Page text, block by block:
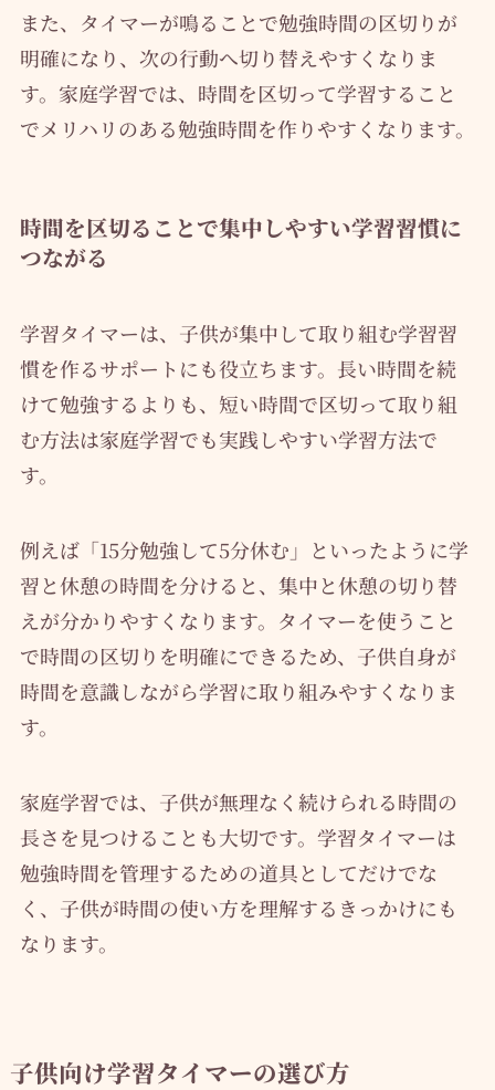
また、タイマーが鳴ることで勉強時間の区切りが
明確になり、次の行動へ切り替えやすくなりま
す。家庭学習では、時間を区切って学習すること
でメリハリのある勉強時間を作りやすくなります。
時間を区切ることで集中しやすい学習習慣に
つながる
学習タイマーは、子供が集中して取り組む学習習
慣を作るサポートにも役立ちます。長い時間を続
けて勉強するよりも、短い時間で区切って取り組
む方法は家庭学習でも実践しやすい学習方法で
す。
例えば「15分勉強して5分休む」といったように学
習と休憩の時間を分けると、集中と休憩の切り替
えが分かりやすくなります。タイマーを使うこと
で時間の区切りを明確にできるため、子供自身が
時間を意識しながら学習に取り組みやすくなりま
す。
家庭学習では、子供が無理なく続けられる時間の
長さを見つけることも大切です。学習タイマーは
勉強時間を管理するための道具としてだけでな
く、子供が時間の使い方を理解するきっかけにも
なります。
子供向け学習タイマーの選び方